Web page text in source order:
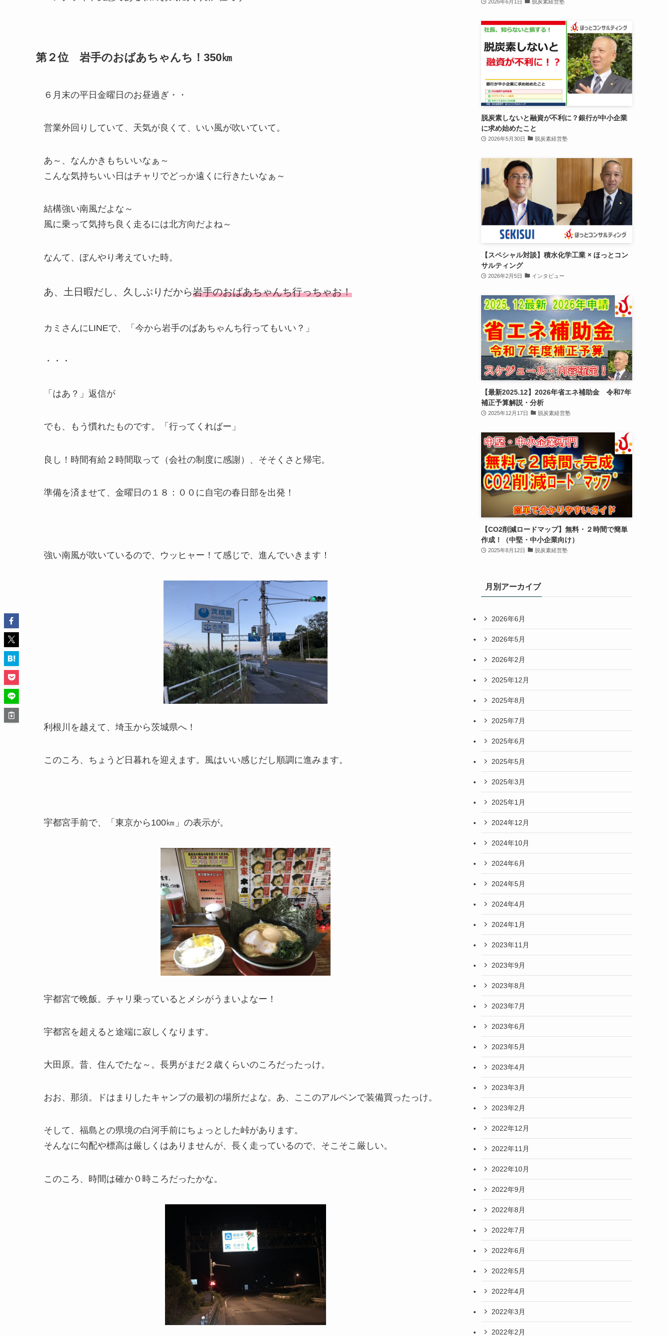
第２位 岩手のおばあちゃんち！350㎞
６月末の平日金曜日のお昼過ぎ・・
営業外回りしていて、天気が良くて、いい風が吹いていて。
あ～、なんかきもちいいなぁ～
こんな気持ちいい日はチャリでどっか遠くに行きたいなぁ～
結構強い南風だよな～
風に乗って気持ち良く走るには北方向だよね～
なんて、ぼんやり考えていた時。
あ、土日暇だし、久しぶりだから岩手のおばあちゃんち行っちゃお！
カミさんにLINEで、「今から岩手のばあちゃんち行ってもいい？」
・・・
「はあ？」返信が
でも、もう慣れたものです。「行ってくればー」
良し！時間有給２時間取って（会社の制度に感謝）、そそくさと帰宅。
準備を済ませて、金曜日の１８：００に自宅の春日部を出発！
強い南風が吹いているので、ウッヒャー！て感じで、進んでいきます！
利根川を越えて、埼玉から茨城県へ！
このころ、ちょうど日暮れを迎えます。風はいい感じだし順調に進みます。
宇都宮手前で、「東京から100㎞」の表示が。
宇都宮で晩飯。チャリ乗っているとメシがうまいよなー！
宇都宮を超えると途端に寂しくなります。
大田原。昔、住んでたな～。長男がまだ２歳くらいのころだったっけ。
おお、那須。ドはまりしたキャンプの最初の場所だよな。あ、ここのアルペンで装備買ったっけ。
そして、福島との県境の白河手前にちょっとした峠があります。
そんなに勾配や標高は厳しくはありませんが、長く走っているので、そこそこ厳しい。
このころ、時間は確か０時ころだったかな。
2026年6月1日 脱炭素経営塾
脱炭素しないと融資が不利に？銀行が中小企業
に求め始めたこと
2026年5月30日 脱炭素経営塾
【スペシャル対談】積水化学工業 × ほっとコン
サルティング
2026年2月5日 インタビュー
【最新2025.12】2026年省エネ補助金 令和7年
補正予算解説・分析
2025年12月17日 脱炭素経営塾
【CO2削減ロードマップ】無料・２時間で簡単
作成！（中堅・中小企業向け）
2025年8月12日 脱炭素経営塾
月別アーカイブ
2026年6月
2026年5月
2026年2月
2025年12月
2025年8月
2025年7月
2025年6月
2025年5月
2025年3月
2025年1月
2024年12月
2024年10月
2024年6月
2024年5月
2024年4月
2024年1月
2023年11月
2023年9月
2023年8月
2023年7月
2023年6月
2023年5月
2023年4月
2023年3月
2023年2月
2022年12月
2022年11月
2022年10月
2022年9月
2022年8月
2022年7月
2022年6月
2022年5月
2022年4月
2022年3月
2022年2月